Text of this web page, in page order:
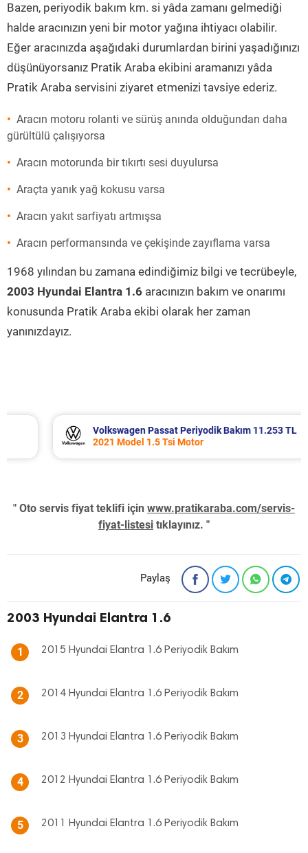
Bazen, periyodik bakım km. si yâda zamanı gelmediği
halde aracınızın yeni bir motor yağına ihtiyacı olabilir.
Eğer aracınızda aşağıdaki durumlardan birini yaşadığınızı
düşünüyorsanız Pratik Araba ekibini aramanızı yâda
Pratik Araba servisini ziyaret etmenizi tavsiye ederiz.
Aracın motoru rolanti ve sürüş anında olduğundan daha
gürültülü çalışıyorsa
Aracın motorunda bir tıkırtı sesi duyulursa
Araçta yanık yağ kokusu varsa
Aracın yakıt sarfiyatı artmışsa
Aracın performansında ve çekişinde zayıflama varsa
1968 yılından bu zamana edindiğimiz bilgi ve tecrübeyle,
2003 Hyundai Elantra 1.6 aracınızın bakım ve onarımı
konusunda Pratik Araba ekibi olarak her zaman
yanınızdayız.
Volkswagen Passat Periyodik Bakım 11.253 TL
2021 Model 1.5 Tsi Motor
" Oto servis fiyat teklifi için www.pratikaraba.com/servis-
fiyat-listesi tıklayınız. "
Paylaş
2003 Hyundai Elantra 1.6
1 2015 Hyundai Elantra 1.6 Periyodik Bakım
2 2014 Hyundai Elantra 1.6 Periyodik Bakım
3 2013 Hyundai Elantra 1.6 Periyodik Bakım
4 2012 Hyundai Elantra 1.6 Periyodik Bakım
5 2011 Hyundai Elantra 1.6 Periyodik Bakım